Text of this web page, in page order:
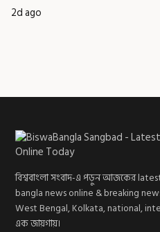
2d ago
বিশ্ববাংলা সংবাদ-এ পড়ুন আজকের
bangla news online & breaking
West Bengal, Kolkata, national,
এক জায়গায়।